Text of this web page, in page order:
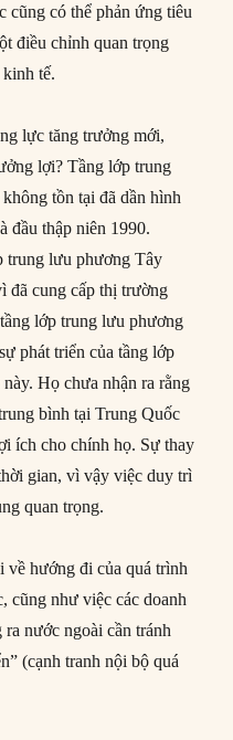
cũng có thể phản ứng tiêu
điều chỉnh quan trọng
tế.
lực tăng trưởng mới,
lợi? Tầng lớp trung
tồn tại đã dần hình
đầu thập niên 1990.
trung lưu phương Tây
đã cung cấp thị trường
lớp trung lưu phương
phát triển của tầng lớp
Họ chưa nhận ra rằng
bình tại Trung Quốc
ích cho chính họ. Sự thay
gian, vì vậy việc duy trì
quan trọng.
về hướng đi của quá trình
cũng như việc các doanh
nước ngoài cần tránh
(cạnh tranh nội bộ quá